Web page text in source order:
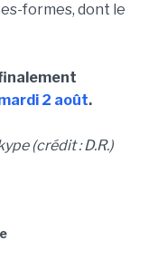
formes, dont le
2 août.
(crédit : D.R.)